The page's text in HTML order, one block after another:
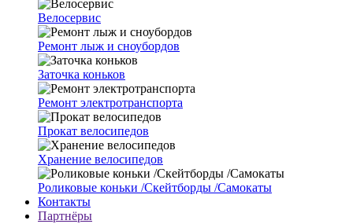
Велосервис
Ремонт лыж и сноубордов
Заточка коньков
Ремонт электротранспорта
Прокат велосипедов
Хранение велосипедов
Роликовые коньки /Скейтборды /Самокаты
Контакты
Партнёры